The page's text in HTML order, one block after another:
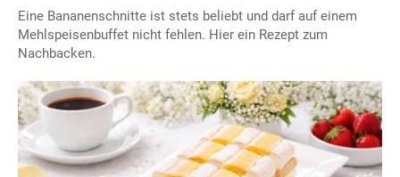
Eine Bananenschnitte ist stets beliebt und darf auf einem
Mehlspeisenbuffet nicht fehlen. Hier ein Rezept zum
Nachbacken.